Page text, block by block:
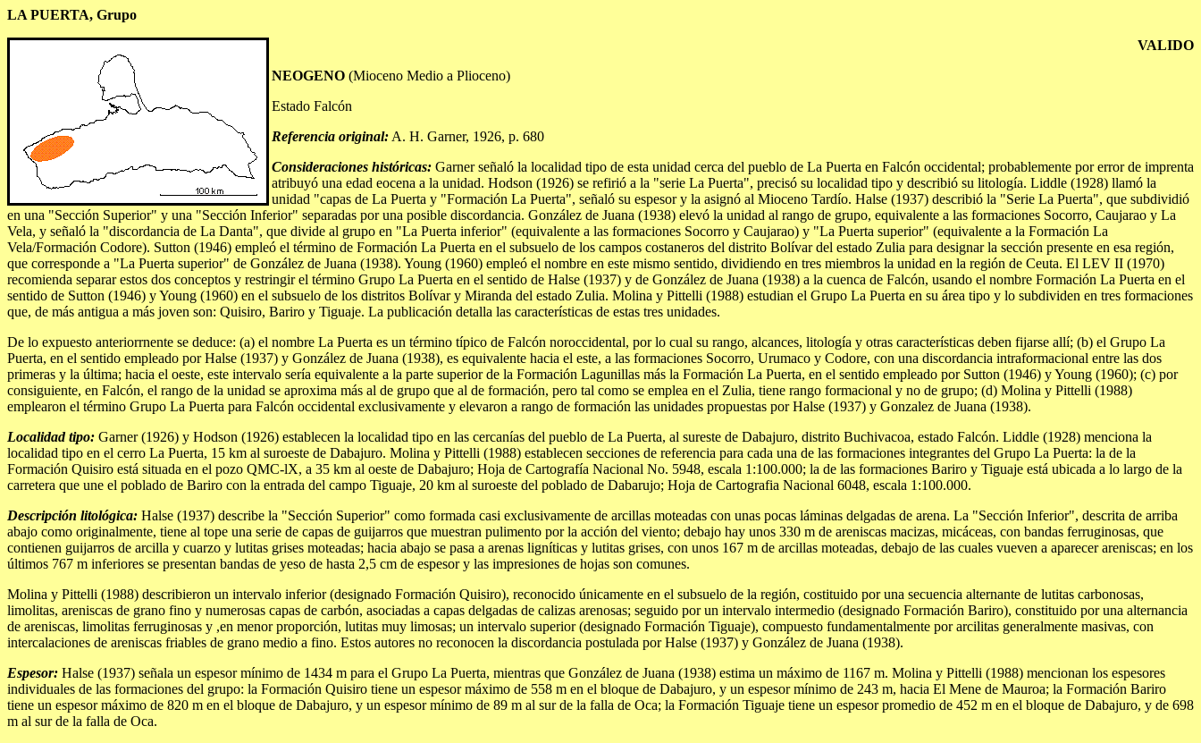
LA PUERTA, Grupo
VALIDO
NEOGENO (Mioceno Medio a Plioceno)
Estado Falcón
Referencia original: A. H. Garner, 1926, p. 680
Consideraciones históricas: Garner señaló la localidad tipo de esta unidad cerca del pueblo de La Puerta en Falcón occidental; probablemente por error de imprenta
atribuyó una edad eocena a la unidad. Hodson (1926) se refirió a la "serie La Puerta", precisó su localidad tipo y describió su litología. Liddle (1928) llamó la
unidad "capas de La Puerta y "Formación La Puerta", señaló su espesor y la asignó al Mioceno Tardío. Halse (1937) describió la "Serie La Puerta", que subdividió
en una "Sección Superior" y una "Sección Inferior" separadas por una posible discordancia. González de Juana (1938) elevó la unidad al rango de grupo, equivalente a las formaciones Socorro, Caujarao y La
Vela, y señaló la "discordancia de La Danta", que divide al grupo en "La Puerta inferior" (equivalente a las formaciones Socorro y Caujarao) y "La Puerta superior" (equivalente a la Formación La
Vela/Formación Codore). Sutton (1946) empleó el término de Formación La Puerta en el subsuelo de los campos costaneros del distrito Bolívar del estado Zulia para designar la sección presente en esa región,
que corresponde a "La Puerta superior" de González de Juana (1938). Young (1960) empleó el nombre en este mismo sentido, dividiendo en tres miembros la unidad en la región de Ceuta. El LEV II (1970)
recomienda separar estos dos conceptos y restringir el término Grupo La Puerta en el sentido de Halse (1937) y de González de Juana (1938) a la cuenca de Falcón, usando el nombre Formación La Puerta en el
sentido de Sutton (1946) y Young (1960) en el subsuelo de los distritos Bolívar y Miranda del estado Zulia. Molina y Pittelli (1988) estudian el Grupo La Puerta en su área tipo y lo subdividen en tres formaciones
que, de más antigua a más joven son: Quisiro, Bariro y Tiguaje. La publicación detalla las características de estas tres unidades.
De lo expuesto anteriorrnente se deduce: (a) el nombre La Puerta es un término típico de Falcón noroccidental, por lo cual su rango, alcances, litología y otras características deben fijarse allí; (b) el Grupo La
Puerta, en el sentido empleado por Halse (1937) y González de Juana (1938), es equivalente hacia el este, a las formaciones Socorro, Urumaco y Codore, con una discordancia intraformacional entre las dos
primeras y la última; hacia el oeste, este intervalo sería equivalente a la parte superior de la Formación Lagunillas más la Formación La Puerta, en el sentido empleado por Sutton (1946) y Young (1960); (c) por
consiguiente, en Falcón, el rango de la unidad se aproxima más al de grupo que al de formación, pero tal como se emplea en el Zulia, tiene rango formacional y no de grupo; (d) Molina y Pittelli (1988)
emplearon el término Grupo La Puerta para Falcón occidental exclusivamente y elevaron a rango de formación las unidades propuestas por Halse (1937) y Gonzalez de Juana (1938).
Localidad tipo: Garner (1926) y Hodson (1926) establecen la localidad tipo en las cercanías del pueblo de La Puerta, al sureste de Dabajuro, distrito Buchivacoa, estado Falcón. Liddle (1928) menciona la
localidad tipo en el cerro La Puerta, 15 km al suroeste de Dabajuro. Molina y Pittelli (1988) establecen secciones de referencia para cada una de las formaciones integrantes del Grupo La Puerta: la de la
Formación Quisiro está situada en el pozo QMC-lX, a 35 km al oeste de Dabajuro; Hoja de Cartografía Nacional No. 5948, escala 1:100.000; la de las formaciones Bariro y Tiguaje está ubicada a lo largo de la
carretera que une el poblado de Bariro con la entrada del campo Tiguaje, 20 km al suroeste del poblado de Dabarujo; Hoja de Cartografia Nacional 6048, escala 1:100.000.
Descripción litológica: Halse (1937) describe la "Sección Superior" como formada casi exclusivamente de arcillas moteadas con unas pocas láminas delgadas de arena. La "Sección Inferior", descrita de arriba
abajo como originalmente, tiene al tope una serie de capas de guijarros que muestran pulimento por la acción del viento; debajo hay unos 330 m de areniscas macizas, micáceas, con bandas ferruginosas, que
contienen guijarros de arcilla y cuarzo y lutitas grises moteadas; hacia abajo se pasa a arenas ligníticas y lutitas grises, con unos 167 m de arcillas moteadas, debajo de las cuales vueven a aparecer areniscas; en los
últimos 767 m inferiores se presentan bandas de yeso de hasta 2,5 cm de espesor y las impresiones de hojas son comunes.
Molina y Pittelli (1988) describieron un intervalo inferior (designado Formación Quisiro), reconocido únicamente en el subsuelo de la región, costituido por una secuencia alternante de lutitas carbonosas,
limolitas, areniscas de grano fino y numerosas capas de carbón, asociadas a capas delgadas de calizas arenosas; seguido por un intervalo intermedio (designado Formación Bariro), constituido por una alternancia
de areniscas, limolitas ferruginosas y ,en menor proporción, lutitas muy limosas; un intervalo superior (designado Formación Tiguaje), compuesto fundamentalmente por arcilitas generalmente masivas, con
intercalaciones de areniscas friables de grano medio a fino. Estos autores no reconocen la discordancia postulada por Halse (1937) y González de Juana (1938).
Espesor: Halse (1937) señala un espesor mínimo de 1434 m para el Grupo La Puerta, mientras que González de Juana (1938) estima un máximo de 1167 m. Molina y Pittelli (1988) mencionan los espesores
individuales de las formaciones del grupo: la Formación Quisiro tiene un espesor máximo de 558 m en el bloque de Dabajuro, y un espesor mínimo de 243 m, hacia El Mene de Mauroa; la Formación Bariro
tiene un espesor máximo de 820 m en el bloque de Dabajuro, y un espesor mínimo de 89 m al sur de la falla de Oca; la Formación Tiguaje tiene un espesor promedio de 452 m en el bloque de Dabajuro, y de 698
m al sur de la falla de Oca.